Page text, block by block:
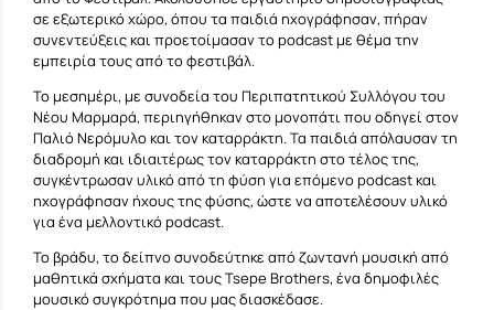
σε εξωτερικό χώρο, όπου τα παιδιά ηχογράφησαν, πήραν
συνεντεύξεις και προετοίμασαν το podcast με θέμα την
εμπειρία τους από το φεστιβάλ.
Το μεσημέρι, με συνοδεία του Περιπατητικού Συλλόγου του
Νέου Μαρμαρά, περιηγήθηκαν στο μονοπάτι που οδηγεί στον
Παλιό Νερόμυλο και τον καταρράκτη. Τα παιδιά απόλαυσαν τη
διαδρομή και ιδιαιτέρως τον καταρράκτη στο τέλος της,
συγκέντρωσαν υλικό από τη φύση για επόμενο podcast και
ηχογράφησαν ήχους της φύσης, ώστε να αποτελέσουν υλικό
για ένα μελλοντικό podcast.
Το βράδυ, το δείπνο συνοδεύτηκε από ζωντανή μουσική από
μαθητικά σχήματα και τους Tsepe Brothers, ένα δημοφιλές
μουσικό συγκρότημα που μας διασκέδασε.